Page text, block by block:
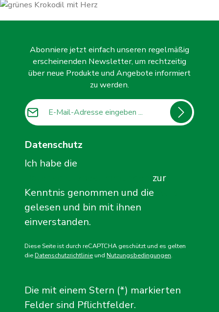
Abonniere jetzt einfach unseren regelmäßig
erscheinenden Newsletter, um rechtzeitig
über neue Produkte und Angebote informiert
zu werden.
E-Mail-Adresse*
Datenschutz
Ich habe die
zur
Kenntnis genommen und die
gelesen und bin mit ihnen
einverstanden.
Diese Seite ist durch reCAPTCHA geschützt und es gelten
dieDatenschutzrichtlinieund Nutzungsbedingungen.
Die mit einem Stern (*) markierten
Felder sind Pflichtfelder.